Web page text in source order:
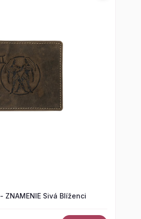
- ZNAMENIE Sivá Blíženci